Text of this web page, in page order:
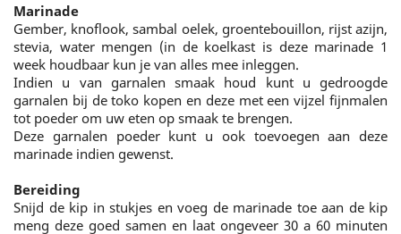
Marinade
Gember, knoflook, sambal oelek, groentebouillon, rijst azijn,
stevia, water mengen (in de koelkast is deze marinade 1
week houdbaar kun je van alles mee inleggen.
Indien u van garnalen smaak houd kunt u gedroogde
garnalen bij de toko kopen en deze met een vijzel fijnmalen
tot poeder om uw eten op smaak te brengen.
Deze garnalen poeder kunt u ook toevoegen aan deze
marinade indien gewenst.
Bereiding
Snijd de kip in stukjes en voeg de marinade toe aan de kip
meng deze goed samen en laat ongeveer 30 a 60 minuten